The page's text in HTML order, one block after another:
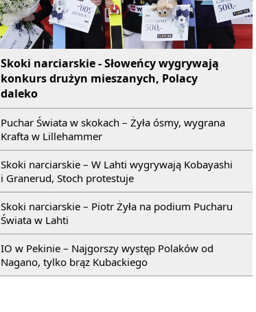
Skoki narciarskie - Słoweńcy wygrywają
konkurs drużyn mieszanych, Polacy
daleko
Puchar Świata w skokach – Żyła ósmy, wygrana
Krafta w Lillehammer
Skoki narciarskie – W Lahti wygrywają Kobayashi
i Granerud, Stoch protestuje
Skoki narciarskie – Piotr Żyła na podium Pucharu
Świata w Lahti
IO w Pekinie – Najgorszy występ Polaków od
Nagano, tylko brąz Kubackiego